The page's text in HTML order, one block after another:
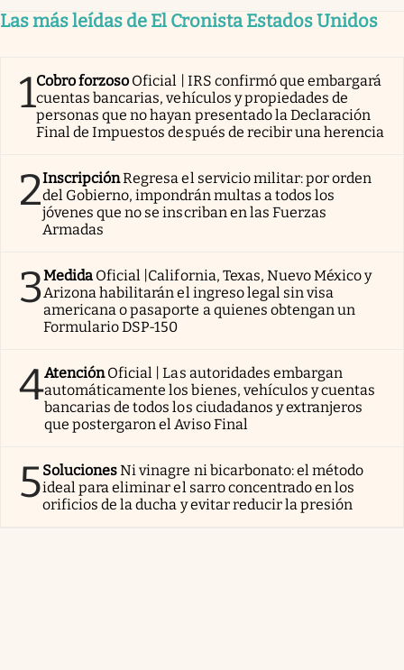
Las más leídas de El Cronista Estados Unidos
1Cobro forzoso Oficial | IRS confirmó que embargará
cuentas bancarias, vehículos y propiedades de
personas que no hayan presentado la Declaración
Final de Impuestos después de recibir una herencia
2InscripciónRegresa el servicio militar: por orden
del Gobierno, impondrán multas a todos los
jóvenes que no se inscriban en las Fuerzas
Armadas
3Medida Oficial |California, Texas, Nuevo México y
Arizona habilitarán el ingreso legal sin visa
americana o pasaporte a quienes obtengan un
Formulario DSP-150
4AtenciónOficial | Las autoridades embargan
automáticamente los bienes, vehículos y cuentas
bancarias de todos los ciudadanos y extranjeros
que postergaron el Aviso Final
5SolucionesNi vinagre ni bicarbonato: el método
ideal para eliminar el sarro concentrado en los
orificios de la ducha y evitar reducir la presión